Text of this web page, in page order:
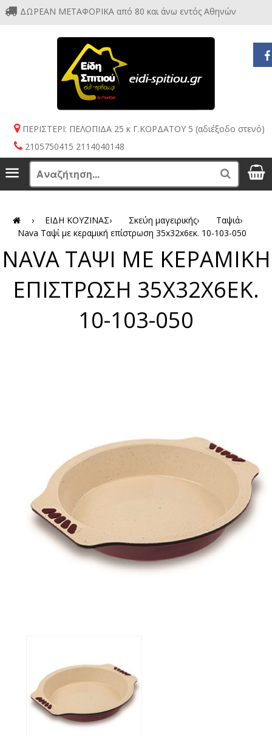
ΔΩΡΕΑΝ ΜΕΤΑΦΟΡΙΚΑ από 80 και άνω εντός Αθηνών
ΠΕΡΙΣΤΕΡΙ: ΠΕΛΟΠΙΔΑ 25 κ Γ.ΚΟΡΔΑΤΟΥ 5 (αδιέξοδο στενό)
2105750415 2114040148
Menu Search
› ΕΙΔΗ ΚΟΥΖΙΝΑΣ› Σκεύη μαγειρικής› Ταψιά›
Nava Ταψί με κεραμική επίστρωση 35x32x6εκ. 10-103-050
NAVA ΤΑΨΙ ΜΕ ΚΕΡΑΜΙΚΗ
ΕΠΙΣΤΡΩΣΗ 35X32X6ΕΚ.
10-103-050